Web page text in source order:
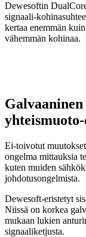
Dewesoftin
signaali-
kertaa enemmän
vähemmän kohinaa.
Ei-toivotut
ongelma mittauksia
kuten muiden
johdotusongelmista.
Dewesoft-eristetyt
Niissä on korkea
mukaan lukien
signaaliketjusta.